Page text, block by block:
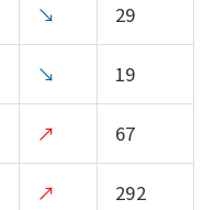
↘ 29
↘ 19
↗ 67
↗ 292